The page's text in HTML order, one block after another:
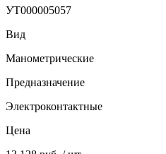
УТ000005057
Вид
Манометрические
Предназначение
Электроконтактные
Цена